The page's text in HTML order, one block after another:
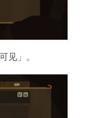
见」。